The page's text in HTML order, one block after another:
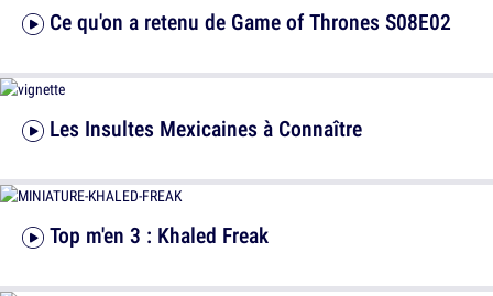
Les Insultes Mexicaines à Connaître
Ce qu'on a retenu de Game of Thrones S08E02
Top m'en 3 : Khaled Freak